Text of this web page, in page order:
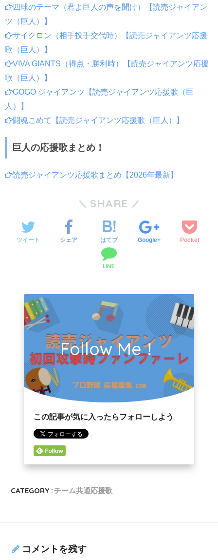
四球のテーマ（君よ巨人の声を聞け）【読売ジャイアン
ツ（巨人）】
サイクロン（相手投手交代時）【読売ジャイアンツ応援
歌（巨人）】
VIVA GIANTS（得点・勝利時）【読売ジャイアンツ応援
歌（巨人）】
GOGO ジャイアンツ【読売ジャイアンツ応援歌（巨
人）】
闘魂こめて【読売ジャイアンツ応援歌（巨人）】
巨人の応援歌まとめ！
読売ジャイアンツ応援歌まとめ【2026年最新】
SHARE
ツイート シェア はてブ Google+ Pocket
LINE
Follow Me！
この記事が気に入ったらフォローしよう
CATEGORY : チーム共通応援歌
コメントを残す